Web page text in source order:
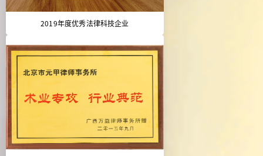
2019年度优秀法律科技企业